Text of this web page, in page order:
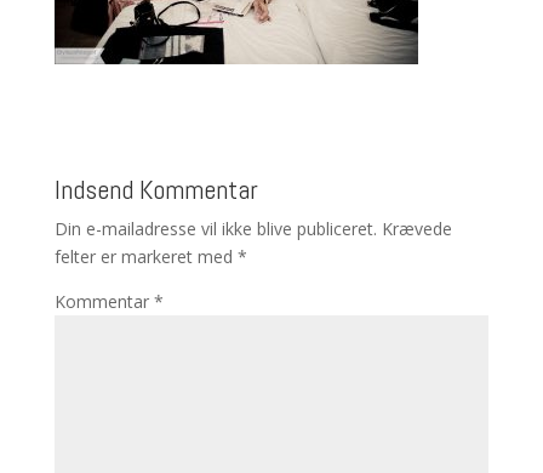
Indsend Kommentar
Din e-mailadresse vil ikke blive publiceret. Krævede
felter er markeret med *
Kommentar *